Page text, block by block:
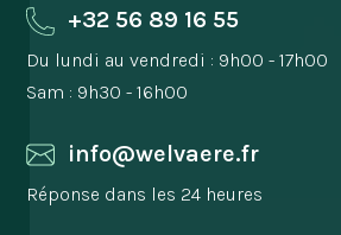
+32 56 89 16 55
Du lundi au vendredi : 9h00 - 17h00
Sam : 9h30 - 16h00
info@welvaere.fr
Réponse dans les 24 heures